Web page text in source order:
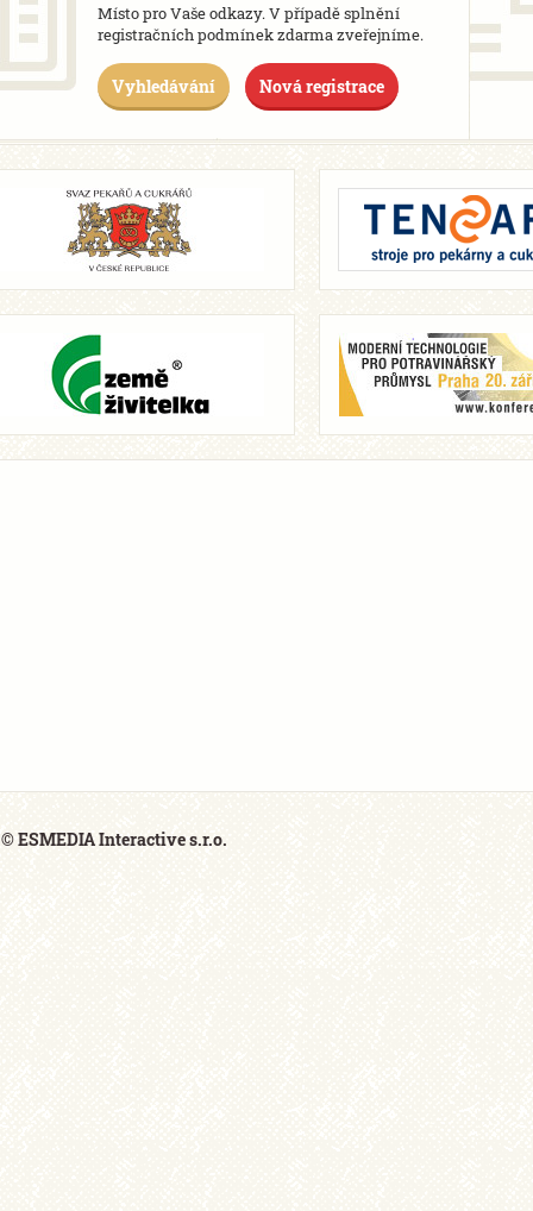
Místo pro Vaše odkazy. V případě splnění
registračních podmínek zdarma zveřejníme.
Vyhledávání Nová registrace
© ESMEDIA Interactive s.r.o.